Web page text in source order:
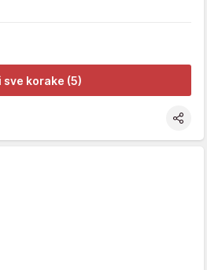
sve korake (5)